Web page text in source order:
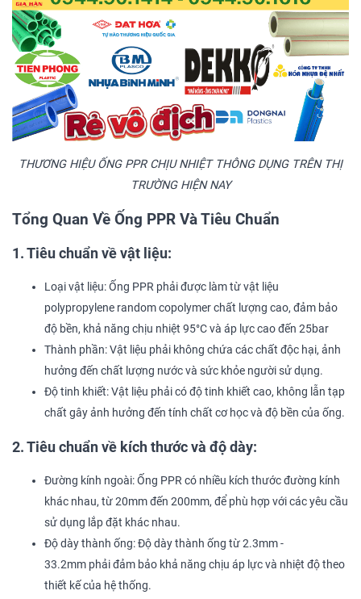
THƯƠNG HIỆU ỐNG PPR CHỊU NHIỆT THÔNG DỤNG TRÊN THỊ
TRƯỜNG HIỆN NAY
Tổng Quan Về Ống PPR Và Tiêu Chuẩn
1. Tiêu chuẩn về vật liệu:
Loại vật liệu: Ống PPR phải được làm từ vật liệu
polypropylene random copolymer chất lượng cao, đảm bảo
độ bền, khả năng chịu nhiệt 95°C và áp lực cao đến 25bar
Thành phần: Vật liệu phải không chứa các chất độc hại, ảnh
hưởng đến chất lượng nước và sức khỏe người sử dụng.
Độ tinh khiết: Vật liệu phải có độ tinh khiết cao, không lẫn tạp
chất gây ảnh hưởng đến tính chất cơ học và độ bền của ống.
2. Tiêu chuẩn về kích thước và độ dày:
Đường kính ngoài: Ống PPR có nhiều kích thước đường kính
khác nhau, từ 20mm đến 200mm, để phù hợp với các yêu cầu
sử dụng lắp đặt khác nhau.
Độ dày thành ống: Độ dày thành ống từ 2.3mm -
33.2mm phải đảm bảo khả năng chịu áp lực và nhiệt độ theo
thiết kế của hệ thống.